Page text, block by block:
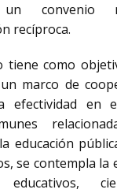
un convenio
recíproca.
tiene como
marco de
efectividad en
educación
se contempla la
educativos,